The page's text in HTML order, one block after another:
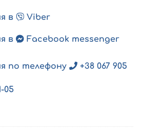
в Viber
в Facebook messenger
по телефону
+38 067 905
05